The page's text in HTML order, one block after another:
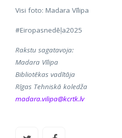
Visi foto: Madara Vīlipa
#Eiropasnedēļa2025
Rakstu sagatavoja:
Madara Vīlipa
Bibliotēkas vadītāja
Rīgas Tehniskā koledža
madara.vilipa@kcrtk.lv